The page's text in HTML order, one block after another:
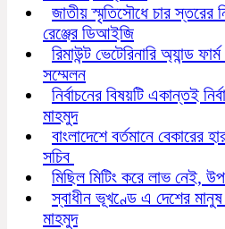
জাতীয় স্মৃতিসৌধে চার স্তরের
রেঞ্জের ডিআইজি
রিমাউন্ট ভেটেরিনারি অ্যান্ড
সম্মেলন
নির্বাচনের বিষয়টি একান্তই
মাহমুদ
বাংলাদেশে বর্তমানে
সচিব
মিছিল মিটিং করে লাভ নেই,
স্বাধীন ভূখণ্ডে এ দেশের
মাহমুদ